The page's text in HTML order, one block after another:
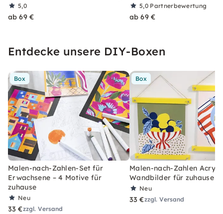
5,0
ab 69 €
5,0 Partnerbewertung
ab 69 €
Entdecke unsere DIY-Boxen
Box
Malen-nach-Zahlen-Set für
Erwachsene – 4 Motive für
zuhause
Neu
33 €zzgl. Versand
Box
Malen-nach-Zahlen Acryl-
Wandbilder für zuhause
Neu
33 €zzgl. Versand